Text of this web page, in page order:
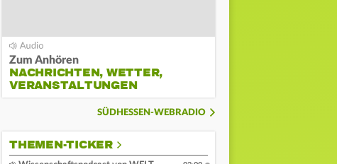
Zum Anhören
NACHRICHTEN, WETTER,
VERANSTALTUNGEN
SÜDHESSEN-WEBRADIO
THEMEN-TICKER